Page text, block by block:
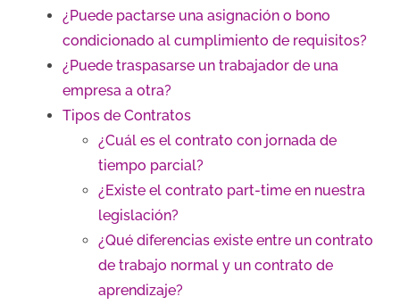
¿Puede pactarse una asignación o bono
condicionado al cumplimiento de requisitos?
¿Puede traspasarse un trabajador de una
empresa a otra?
Tipos de Contratos
¿Cuál es el contrato con jornada de
tiempo parcial?
¿Existe el contrato part-time en nuestra
legislación?
¿Qué diferencias existe entre un contrato
de trabajo normal y un contrato de
aprendizaje?